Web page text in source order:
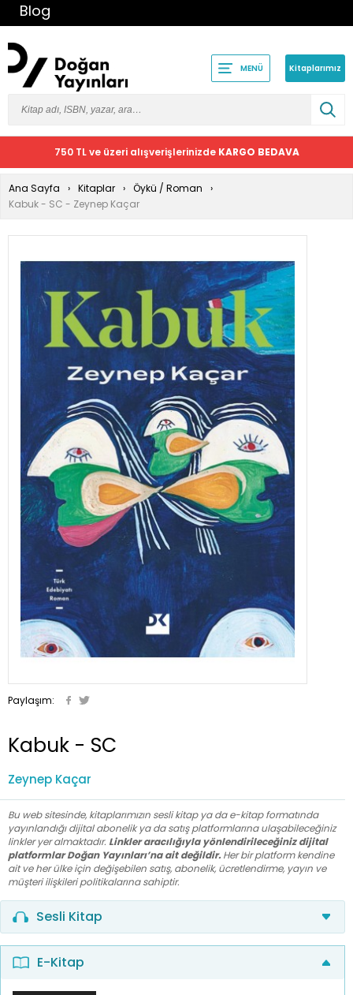
Blog
MENÜ Kitaplarımız
750 TL ve üzeri alışverişlerinizde KARGO BEDAVA
Ana Sayfa Kitaplar
Öykü / Roman
Kabuk - SC - Zeynep Kaçar
Paylaşım:
Kabuk - SC
Zeynep Kaçar
Bu web sitesinde, kitaplarımızın sesli kitap ya da e-kitap formatında
yayınlandığı dijital abonelik ya da satış platformlarına ulaşabileceğiniz
linkler yer almaktadır. Linkler aracılığıyla yönlendirileceğiniz dijital
platformlar Doğan Yayınları’na ait değildir. Her bir platform kendine
ait ve her ülke için değişebilen satış, abonelik, ücretlendirme, yayın ve
müşteri ilişkileri politikalarına sahiptir.
Sesli Kitap
E-Kitap